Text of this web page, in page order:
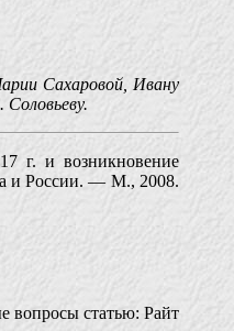
Сахаровой, Ивану
г. и возникновение
и России. — М., 2008.
вопросы статью: Райт